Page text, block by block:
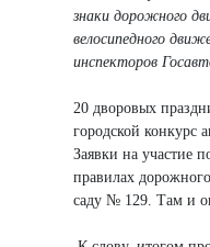
знаки дорожного
велосипедного
инспекторов
20 дворовых
городской конкурс
Заявки на участие
правилах
саду № 129. Там и